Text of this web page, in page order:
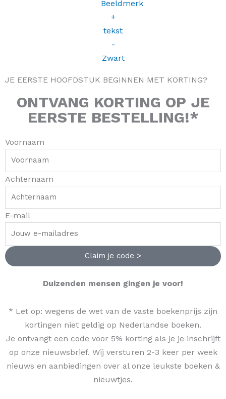
a
m
k
-
f
e
r
e
s
t
JE EERSTE HOOFDSTUK BEGINNEN MET KORTING?
ONTVANG KORTING OP JE
EERSTE BESTELLING!*
Voornaam
Achternaam
E-mail
Claim je code >
Duizenden mensen gingen je voor!
* Let op: wegens de wet van de vaste boekenprijs zijn
kortingen niet geldig op Nederlandse boeken.
Je ontvangt een code voor 5% korting als je je inschrijft
op onze nieuwsbrief. Wij versturen 2-3 keer per week
nieuws en aanbiedingen over al onze leukste boeken &
nieuwtjes.